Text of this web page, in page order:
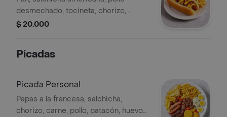
desmechado, tocineta, chorizo,
jamón, queso, ripio, papas a la
$ 20.000
Picadas
Picada Personal
Papas a la francesa, salchicha,
chorizo, carne, pollo, patacón, huevo